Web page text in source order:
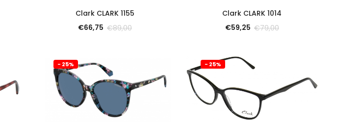
Clark CLARK 1155
€66,75 €89,00
Clark CLARK 1014
€59,25 €79,00
- 25% - 25%